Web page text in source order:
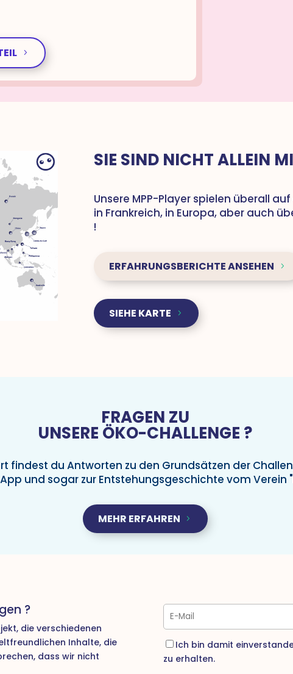
SIE SIND NICHT ALLEIN
Unsere MPP-Player spielen überall
in Frankreich, in Europa, aber auch
!
ERFAHRUNGSBERICHTE ANSEHEN
SIEHE KARTE
FRAGEN ZU
UNSERE ÖKO-CHALLENGE ?
findest du Antworten zu den Grundsätzen der
und sogar zur Entstehungsgeschichte vom Verein
MEHR ERFAHREN
?
die verschiedenen
Inhalte, die
dass wir nicht
Ich bin damit
zu erhalten.